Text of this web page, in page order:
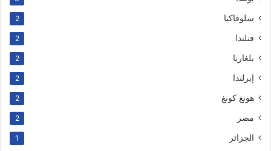
سلوفاكيا 2
فنلندا 2
بلغاريا 2
إيرلندا 2
هونغ كونغ 2
مصر 2
الجزائر 1